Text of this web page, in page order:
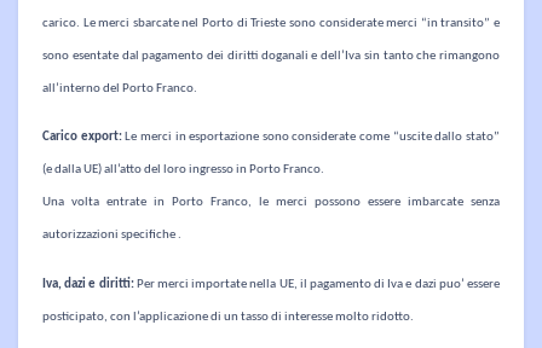
carico. Le merci sbarcate nel Porto di Trieste sono considerate merci “in transito” e
sono esentate dal pagamento dei diritti doganali e dell’Iva sin tanto che rimangono
all’interno del Porto Franco.
Carico export:Le merci in esportazione sono considerate come “uscite dallo stato”
(e dalla UE) all’atto del loro ingresso in Porto Franco.
Una volta entrate in Porto Franco, le merci possono essere imbarcate senza
autorizzazioni specifiche .
Iva, dazi e diritti:Per merci importate nella UE, il pagamento di Iva e dazi puo’ essere
posticipato, con l’applicazione di un tasso di interesse molto ridotto.